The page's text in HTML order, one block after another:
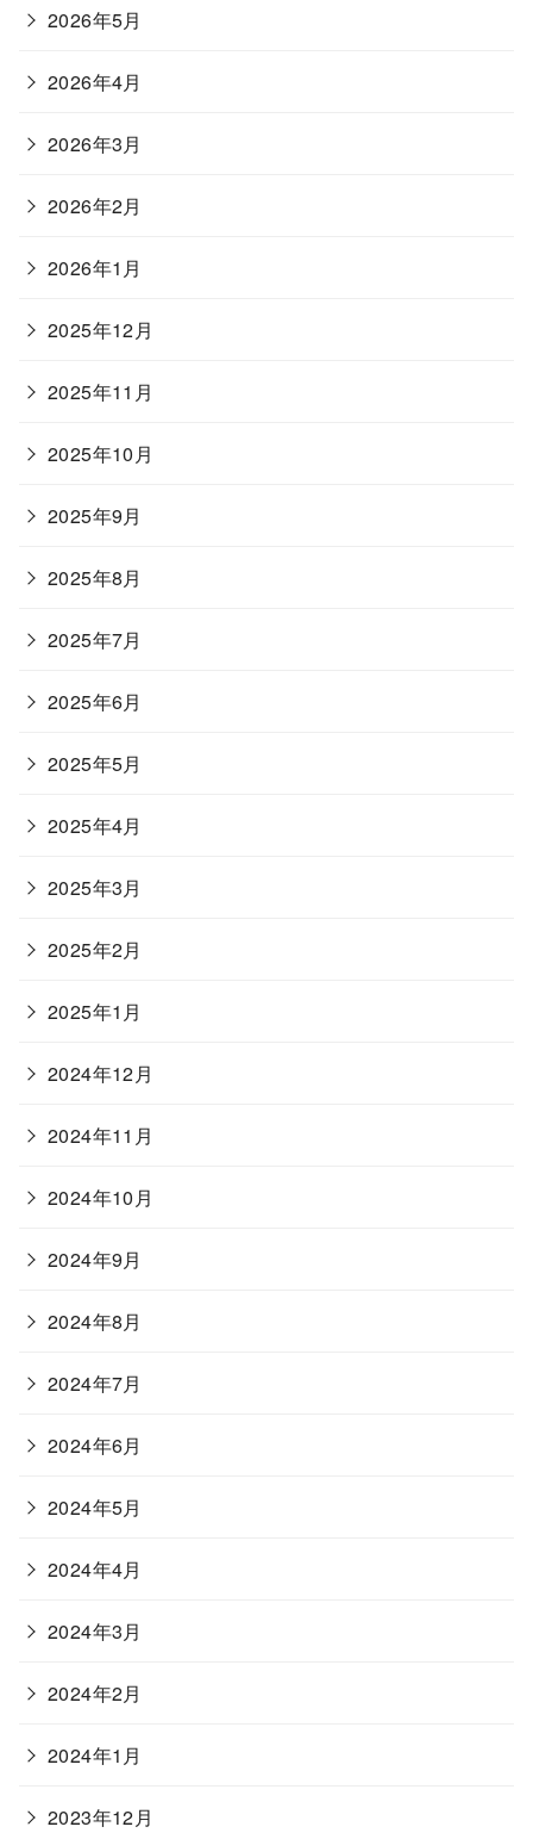
2026年5月
2026年4月
2026年3月
2026年2月
2026年1月
2025年12月
2025年11月
2025年10月
2025年9月
2025年8月
2025年7月
2025年6月
2025年5月
2025年4月
2025年3月
2025年2月
2025年1月
2024年12月
2024年11月
2024年10月
2024年9月
2024年8月
2024年7月
2024年6月
2024年5月
2024年4月
2024年3月
2024年2月
2024年1月
2023年12月